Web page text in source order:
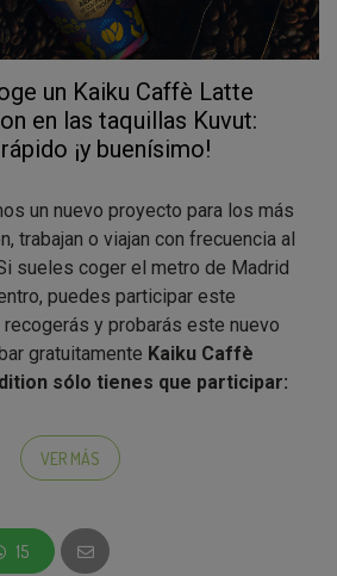
un Kaiku Caffè Latte
en las taquillas Kuvut:
¡y buenísimo!
un nuevo proyecto para los más
trabajan o viajan con frecuencia al
sueles coger el metro de Madrid
puedes participar este
y probarás este nuevo
gratuitamente Kaiku Caffè
sólo tienes que participar:
la taquillaa la que irás a recoger
escoger entre ir a recoger el
CAMINOS
encuentra dentro de tornos
VER MÁS
15